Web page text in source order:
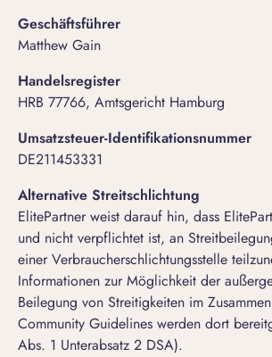
Geschäftsführer
Matthew Gain
Handelsregister
HRB 77766, Amtsgericht Hamburg
Umsatzsteuer-Identifikationsnummer
DE211453331
Alternative Streitschlichtung
ElitePartner weist darauf hin, dass
und nicht verpflichtet ist, an
einer Verbraucherschlichtungsstelle
Informationen zur Möglichkeit der
Beilegung von Streitigkeiten im
Community Guidelines werden dort
Abs. 1 Unterabsatz 2 DSA).